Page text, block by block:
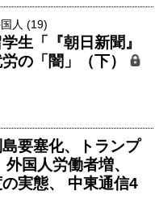
国人 (19)
生「『朝日新聞』
の「闇」（下）
島要塞化、トランプ
国人労働者増、
実態、 中東通信4